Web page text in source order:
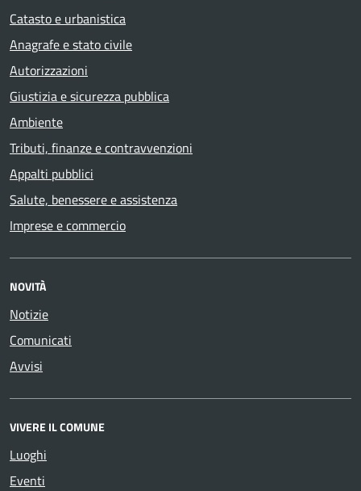
Catasto e urbanistica
Anagrafe e stato civile
Autorizzazioni
Giustizia e sicurezza pubblica
Ambiente
Tributi, finanze e contravvenzioni
Appalti pubblici
Salute, benessere e assistenza
Imprese e commercio
NOVITÀ
Notizie
Comunicati
Avvisi
VIVERE IL COMUNE
Luoghi
Eventi